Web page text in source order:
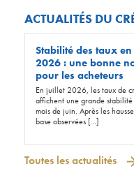
ACTUALITÉS DU
Stabilité des taux
2026 : une bonne
pour les acheteurs
En juillet 2026, les taux de
affichent une grande
mois de juin. Après les
base observées […]
Toutes les actualités